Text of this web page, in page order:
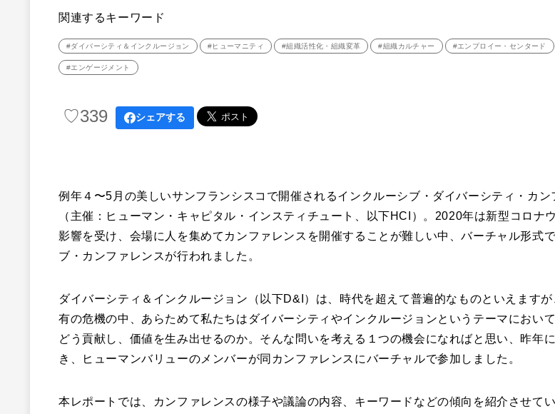
関連するキーワード
#ダイバーシティ＆インクルージョン #ヒューマニティ #組織活性化・組織変革 #組織カルチャー #エンプロイー・センタード
#エンゲージメント
♡339 シェアする
例年４〜5月の美しいサンフランシスコで開催されるインクルーシブ・ダイバーシティ・カン
（主催：ヒューマン・キャピタル・インスティチュート、以下HCI）。2020年は新型コロナ
影響を受け、会場に人を集めてカンファレンスを開催することが難しい中、バーチャル形式
ブ・カンファレンスが行われました。
ダイバーシティ＆インクルージョン（以下D&I）は、時代を超えて普遍的なものといえますが
有の危機の中、あらためて私たちはダイバーシティやインクルージョンというテーマにおい
どう貢献し、価値を生み出せるのか。そんな問いを考える１つの機会になればと思い、昨年
き、ヒューマンバリューのメンバーが同カンファレンスにバーチャルで参加しました。
本レポートでは、カンファレンスの様子や議論の内容、キーワードなどの傾向を紹介させて